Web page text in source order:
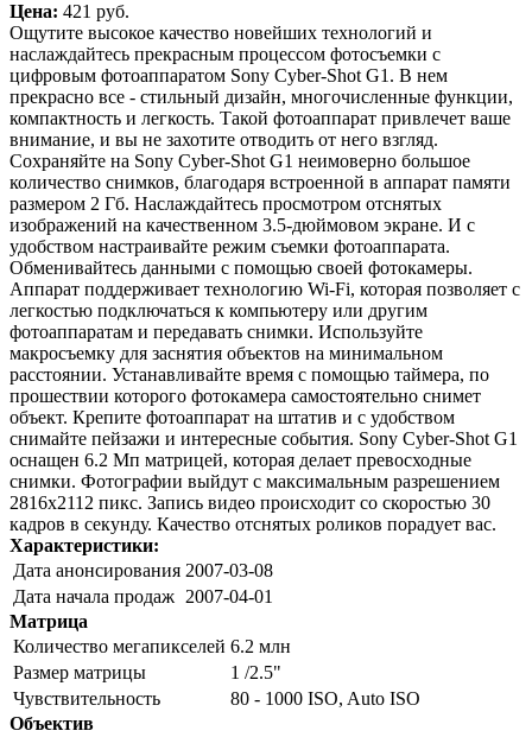
Цена: 421 pуб.
Ощутите высокое качество новейших технологий и
наслаждайтесь прекрасным процессом фотосъемки с
цифровым фотоаппаратом Sony Cyber-Shot G1. В нем
прекрасно все - стильный дизайн, многочисленные функции,
компактность и легкость. Такой фотоаппарат привлечет ваше
внимание, и вы не захотите отводить от него взгляд.
Сохраняйте на Sony Cyber-Shot G1 неимоверно большое
количество снимков, благодаря встроенной в аппарат памяти
размером 2 Гб. Наслаждайтесь просмотром отснятых
изображений на качественном 3.5-дюймовом экране. И с
удобством настраивайте режим съемки фотоаппарата.
Обменивайтесь данными с помощью своей фотокамеры.
Аппарат поддерживает технологию Wi-Fi, которая позволяет с
легкостью подключаться к компьютеру или другим
фотоаппаратам и передавать снимки. Используйте
макросъемку для заснятия объектов на минимальном
расстоянии. Устанавливайте время с помощью таймера, по
прошествии которого фотокамера самостоятельно снимет
объект. Крепите фотоаппарат на штатив и с удобством
снимайте пейзажи и интересные события. Sony Cyber-Shot G1
оснащен 6.2 Мп матрицей, которая делает превосходные
снимки. Фотографии выйдут с максимальным разрешением
2816x2112 пикс. Запись видео происходит со скоростью 30
кадров в секунду. Качество отснятых роликов порадует вас.
Характеристики:
Дата анонсирования 2007-03-08
Дата начала продаж 2007-04-01
Матрица
Количество мегапикселей 6.2 млн
Размер матрицы
1 /2.5"
Чувствительность
80 - 1000 ISO, Auto ISO
Объектив